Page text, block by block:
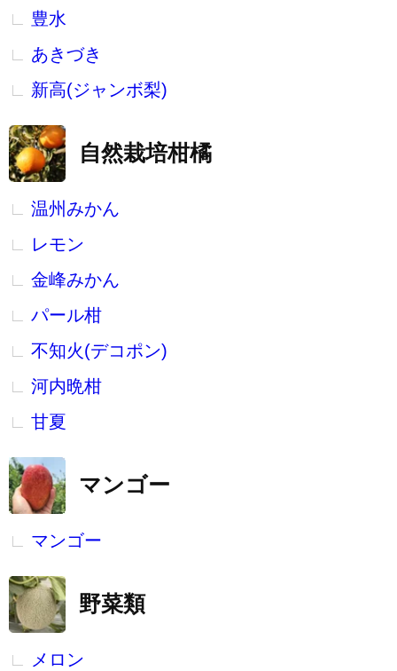
豊水
あきづき
新高(ジャンボ梨)
自然栽培柑橘
温州みかん
レモン
金峰みかん
パール柑
不知火(デコポン)
河内晩柑
甘夏
マンゴー
マンゴー
野菜類
メロン